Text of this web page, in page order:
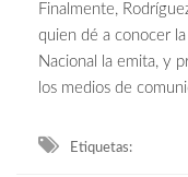
Finalmente,
quien dé a conocer
Nacional la emita, y
los medios de
Etiquetas: